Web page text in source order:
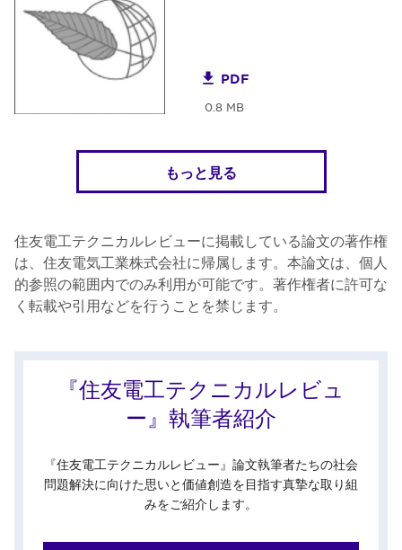
PDF
0.8 MB
もっと見る
住友電工テクニカルレビューに掲載している論文の著作権
は、住友電気工業株式会社に帰属します。本論文は、個人
的参照の範囲内でのみ利用が可能です。著作権者に許可な
く転載や引用などを行うことを禁じます。
『住友電工テクニカルレビュ
ー』執筆者紹介
『住友電工テクニカルレビュー』論文執筆者たちの社会
問題解決に向けた思いと価値創造を目指す真摯な取り組
みをご紹介します。